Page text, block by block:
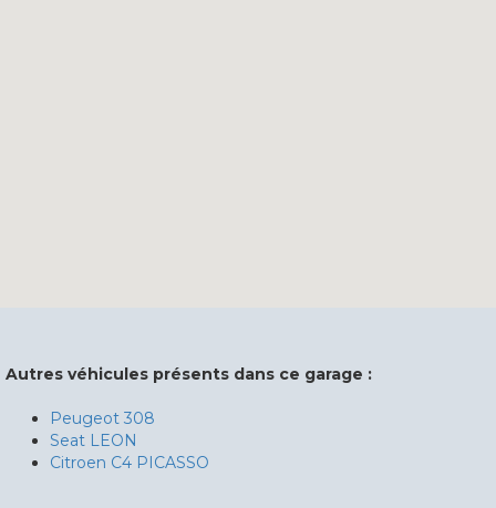
Autres véhicules présents dans ce garage :
Peugeot 308
Seat LEON
Citroen C4 PICASSO